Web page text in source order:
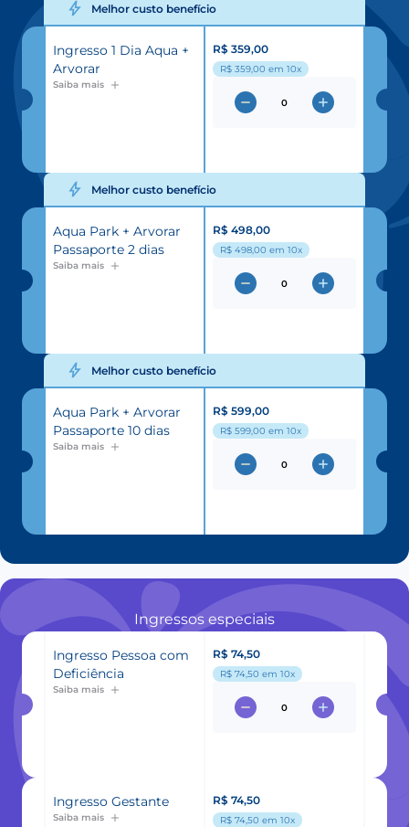
Melhor custo benefício
Ingresso 1 Dia Aqua +
Arvorar
Saiba mais
R$ 359,00
R$ 359,00 em 10x
Melhor custo benefício
Aqua Park + Arvorar
Passaporte 2 dias
Saiba mais
R$ 498,00
R$ 498,00 em 10x
Melhor custo benefício
Aqua Park + Arvorar
Passaporte 10 dias
Saiba mais
R$ 599,00
R$ 599,00 em 10x
Ingressos especiais
Ingresso Pessoa com
Deficiência
Saiba mais
R$ 74,50
R$ 74,50 em 10x
Ingresso Gestante
Saiba mais
R$ 74,50
R$ 74,50 em 10x